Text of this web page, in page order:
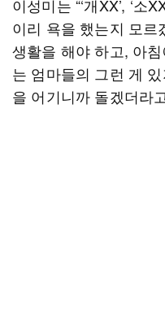
이성미는 “‘개XX’, ‘소
이리 욕을 했는지 모르
생활을 해야 하고, 아
는 엄마들의 그런 게
을 어기니까 돌겠더라